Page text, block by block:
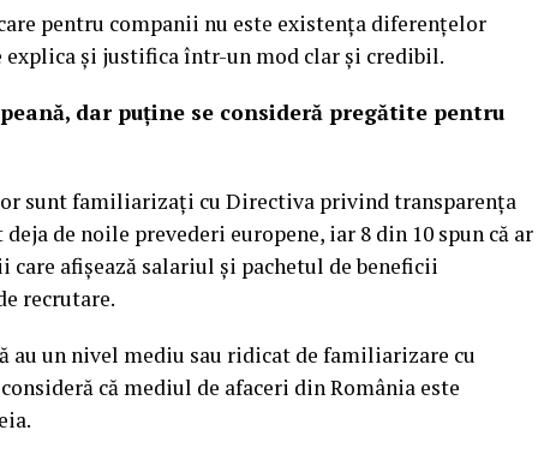
pentru companii nu este existența diferențelor
explica și justifica într-un mod clar și credibil.
dar puține se consideră pregătite pentru
sunt familiarizați cu Directiva privind transparența
de noile prevederi europene, iar 8 din 10 spun că ar
afișează salariul și pachetul de beneficii
recrutare.
au un nivel mediu sau ridicat de familiarizare cu
că mediul de afaceri din România este